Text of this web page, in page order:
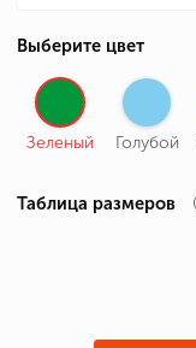
Выберите цвет
Зеленый Голубой
Таблица размеров